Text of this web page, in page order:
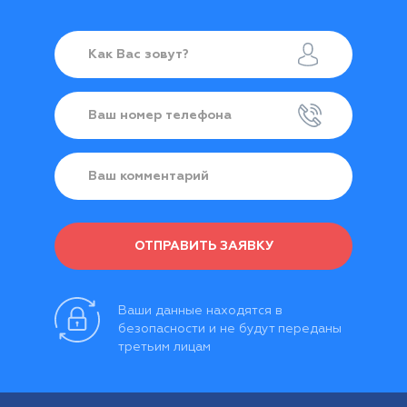
8 (831) 463-99-99
ОТПРАВИТЬ ЗАЯВКУ
Ваши данные находятся в
безопасности и не будут переданы
третьим лицам